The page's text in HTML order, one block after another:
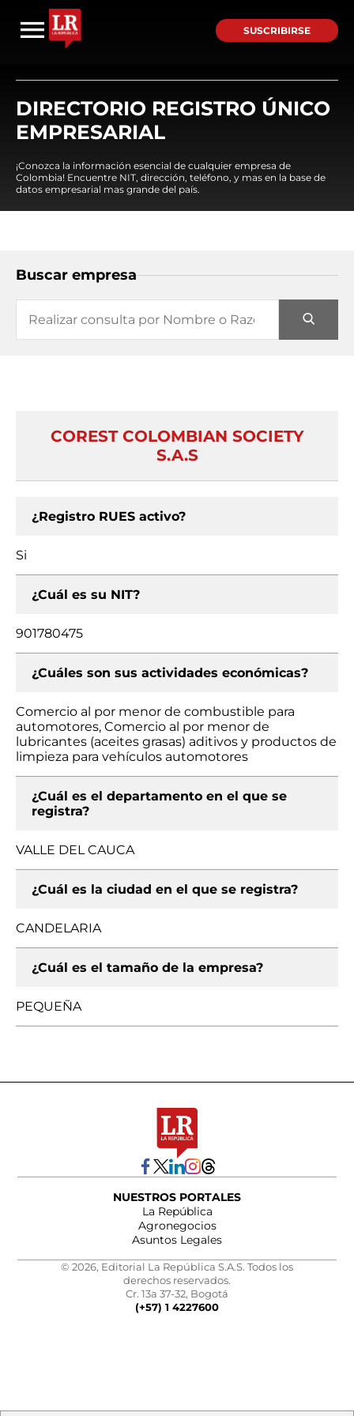
SUSCRIBIRSE
DIRECTORIO REGISTRO ÚNICO
EMPRESARIAL
¡Conozca la información esencial de cualquier empresa de
Colombia! Encuentre NIT, dirección, teléfono, y mas en la base de
datos empresarial mas grande del país.
Buscar empresa
COREST COLOMBIAN SOCIETY
S.A.S
¿Registro RUES activo?
Si
¿Cuál es su NIT?
901780475
¿Cuáles son sus actividades económicas?
Comercio al por menor de combustible para
automotores, Comercio al por menor de
lubricantes (aceites grasas) aditivos y productos de
limpieza para vehículos automotores
¿Cuál es el departamento en el que se
registra?
VALLE DEL CAUCA
¿Cuál es la ciudad en el que se registra?
CANDELARIA
¿Cuál es el tamaño de la empresa?
PEQUEÑA
NUESTROS PORTALES
La República
Agronegocios
Asuntos Legales
© 2026, Editorial La República S.A.S. Todos los
derechos reservados.
Cr. 13a 37-32, Bogotá
(+57) 1 4227600